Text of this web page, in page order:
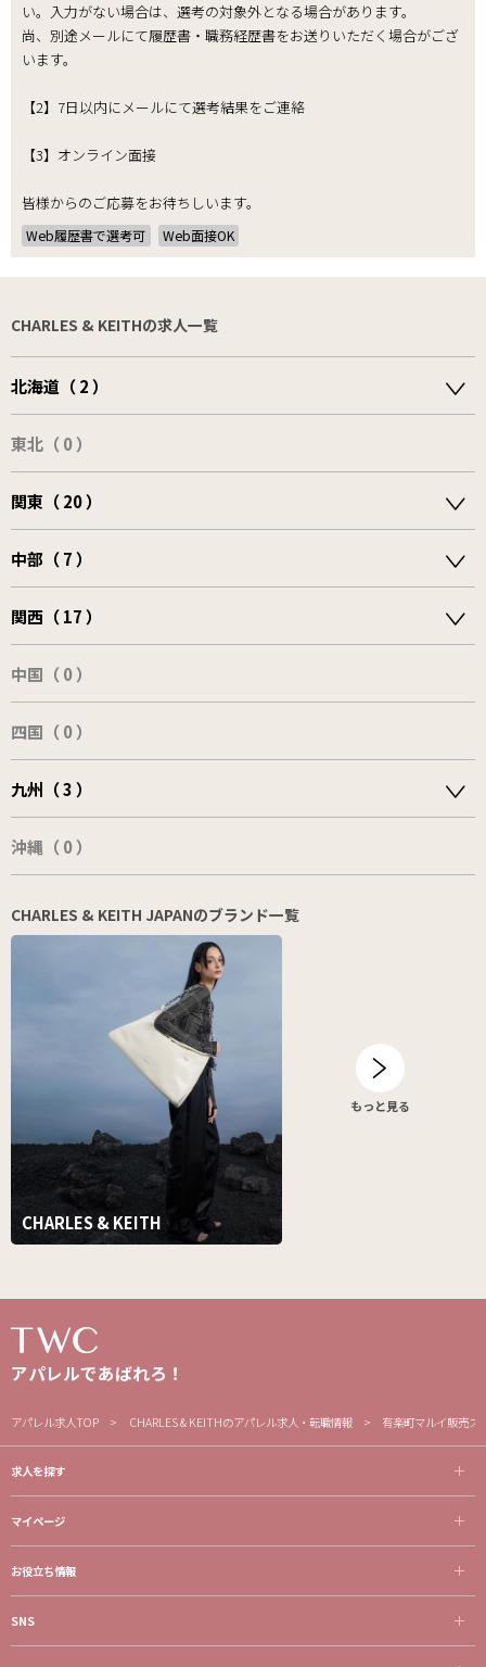
い。入力がない場合は、選考の対象外となる場合があります。
尚、別途メールにて履歴書・職務経歴書をお送りいただく場合がござ
います。
【2】7日以内にメールにて選考結果をご連絡
【3】オンライン面接
皆様からのご応募をお待ちしいます。
Web履歴書で選考可 Web面接OK
CHARLES & KEITHの求人一覧
北海道（ 2 ）
東北（ 0 ）
関東（ 20 ）
中部（ 7 ）
関西（ 17 ）
中国（ 0 ）
四国（ 0 ）
九州（ 3 ）
沖縄（ 0 ）
CHARLES & KEITH JAPANのブランド一覧
CHARLES & KEITH
もっと見る
アパレルであばれろ！
アパレル求人TOP CHARLES & KEITHのアパレル求人・転職情報 有楽町マルイ販売
求人を探す
マイページ
お役立ち情報
SNS